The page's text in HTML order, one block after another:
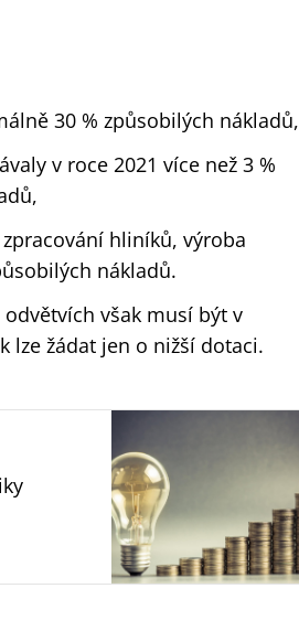
30 % způsobilých nákladů,
v roce 2021 více než 3 %
hliníků, výroba
nákladů.
však musí být v
lze žádat jen o nižší dotaci.